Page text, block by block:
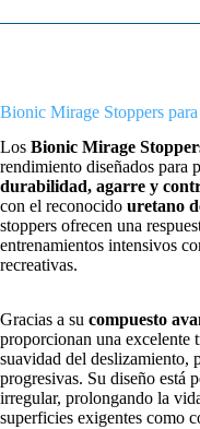
Bionic Mirage Stoppers
Los Bionic Mirage
rendimiento diseñados para
durabilidad, agarre y
con el reconocido uretano
stoppers ofrecen una
entrenamientos intensivos
recreativas.
Gracias a su compuesto
proporcionan una excelente
suavidad del deslizamiento,
progresivas. Su diseño está
irregular, prolongando la
superficies exigentes como